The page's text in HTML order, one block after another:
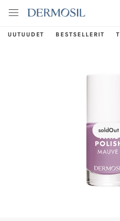
UUTUUDET BESTSELLERIT
soldOut